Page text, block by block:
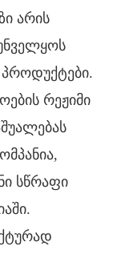
არის
რეჟიმი
სწრაფი